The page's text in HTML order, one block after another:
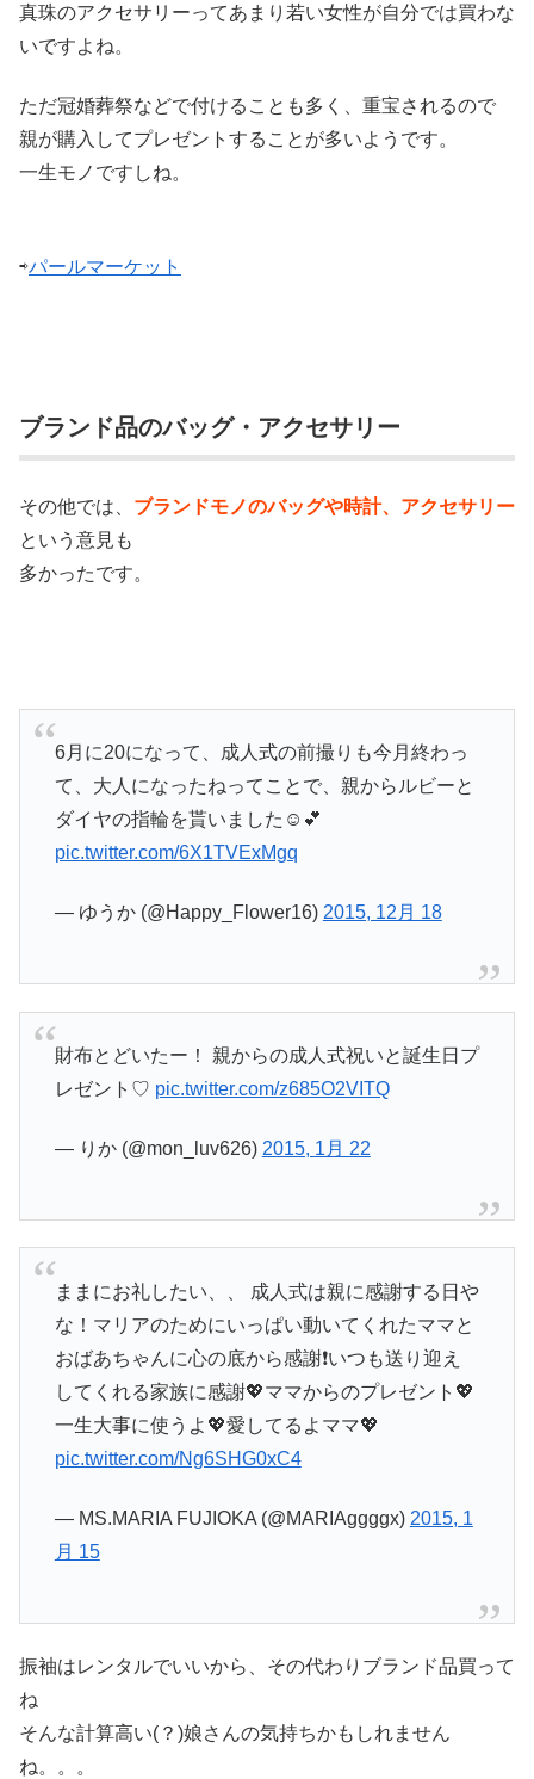
真珠のアクセサリーってあまり若い女性が自分では買わな
いですよね。
ただ冠婚葬祭などで付けることも多く、重宝されるので
親が購入してプレゼントすることが多いようです。
一生モノですしね。
⇨パールマーケット
ブランド品のバッグ・アクセサリー
その他では、 ブランドモノのバッグや時計、アクセサリー
という意見も
多かったです。
6月に20になって、成人式の前撮りも今月終わっ
て、大人になったねってことで、親からルビーと
ダイヤの指輪を貰いました☺️💕
pic.twitter.com/6X1TVExMgq
— ゆうか (@Happy_Flower16) 2015, 12月 18
財布とどいたー！ 親からの成人式祝いと誕生日プ
レゼント♡ pic.twitter.com/z685O2VITQ
— りか (@mon_luv626) 2015, 1月 22
ままにお礼したい、、 成人式は親に感謝する日や
な！マリアのためにいっぱい動いてくれたママと
おばあちゃんに心の底から感謝❗️いつも送り迎え
してくれる家族に感謝💖ママからのプレゼント💖
一生大事に使うよ💖愛してるよママ💖
pic.twitter.com/Ng6SHG0xC4
— MS.MARIA FUJIOKA (@MARIAggggx) 2015, 1
月 15
振袖はレンタルでいいから、その代わりブランド品買って
ね
そんな計算高い(？)娘さんの気持ちかもしれません
ね。。。